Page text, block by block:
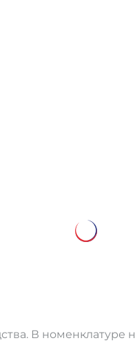
В номенклатуре